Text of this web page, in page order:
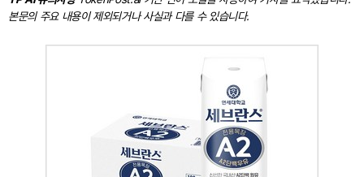
본문의 주요 내용이 제외되거나 사실과 다를 수 있습니다.